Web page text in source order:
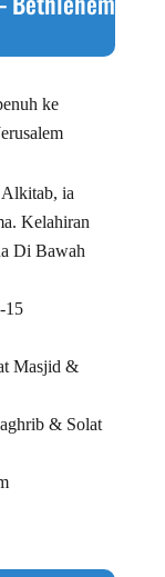
ke
Alkitab, ia
Kelahiran
Di Bawah
15
Masjid &
& Solat